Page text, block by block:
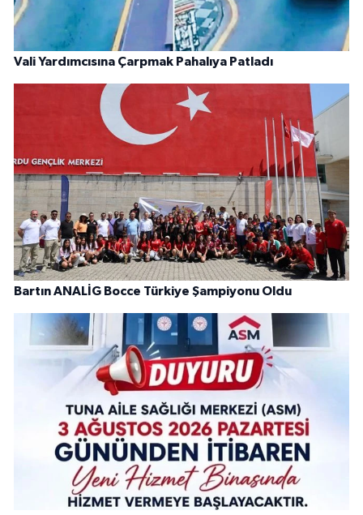
Vali Yardımcısına Çarpmak Pahalıya Patladı
Bartın ANALİG Bocce Türkiye Şampiyonu Oldu